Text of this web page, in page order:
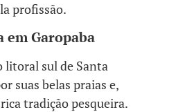
profissão.
em Garopaba
litoral sul de Santa
suas belas praias e,
tradição pesqueira.